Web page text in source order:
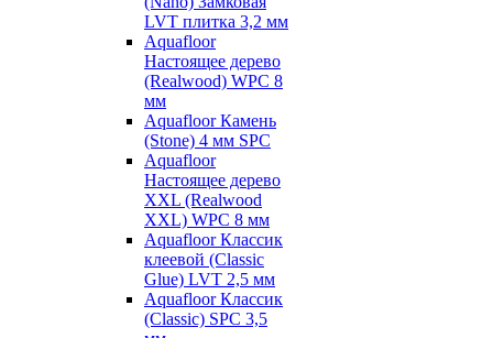
LVT плитка 3,2 мм
Aquafloor
Настоящее дерево
(Realwood) WPC 8
мм
Aquafloor Камень
(Stone) 4 мм SPC
Aquafloor
Настоящее дерево
XXL (Realwood
XXL) WPC 8 мм
Aquafloor Классик
клеевой (Classic
Glue) LVT 2,5 мм
Aquafloor Классик
(Classic) SPC 3,5